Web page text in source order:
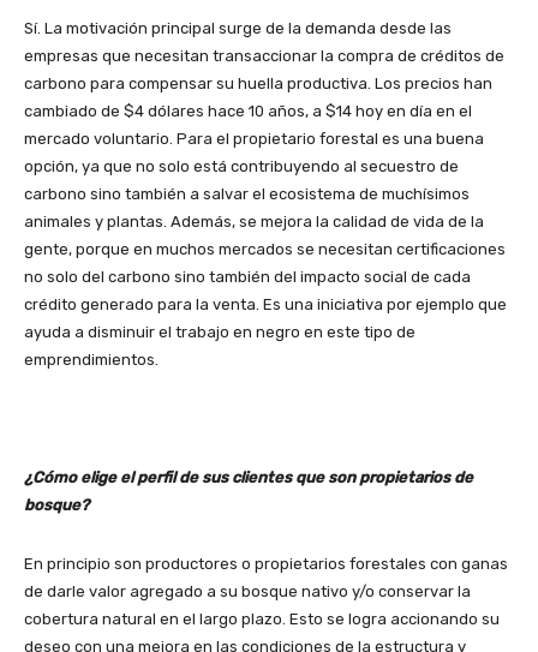
Sí. La motivación principal surge de la demanda desde las
empresas que necesitan transaccionar la compra de créditos de
carbono para compensar su huella productiva. Los precios han
cambiado de $4 dólares hace 10 años, a $14 hoy en día en el
mercado voluntario. Para el propietario forestal es una buena
opción, ya que no solo está contribuyendo al secuestro de
carbono sino también a salvar el ecosistema de muchísimos
animales y plantas. Además, se mejora la calidad de vida de la
gente, porque en muchos mercados se necesitan certificaciones
no solo del carbono sino también del impacto social de cada
crédito generado para la venta. Es una iniciativa por ejemplo que
ayuda a disminuir el trabajo en negro en este tipo de
emprendimientos.
¿Cómo elige el perfil de sus clientes que son propietarios de
bosque?
En principio son productores o propietarios forestales con ganas
de darle valor agregado a su bosque nativo y/o conservar la
cobertura natural en el largo plazo. Esto se logra accionando su
deseo con una mejora en las condiciones de la estructura y